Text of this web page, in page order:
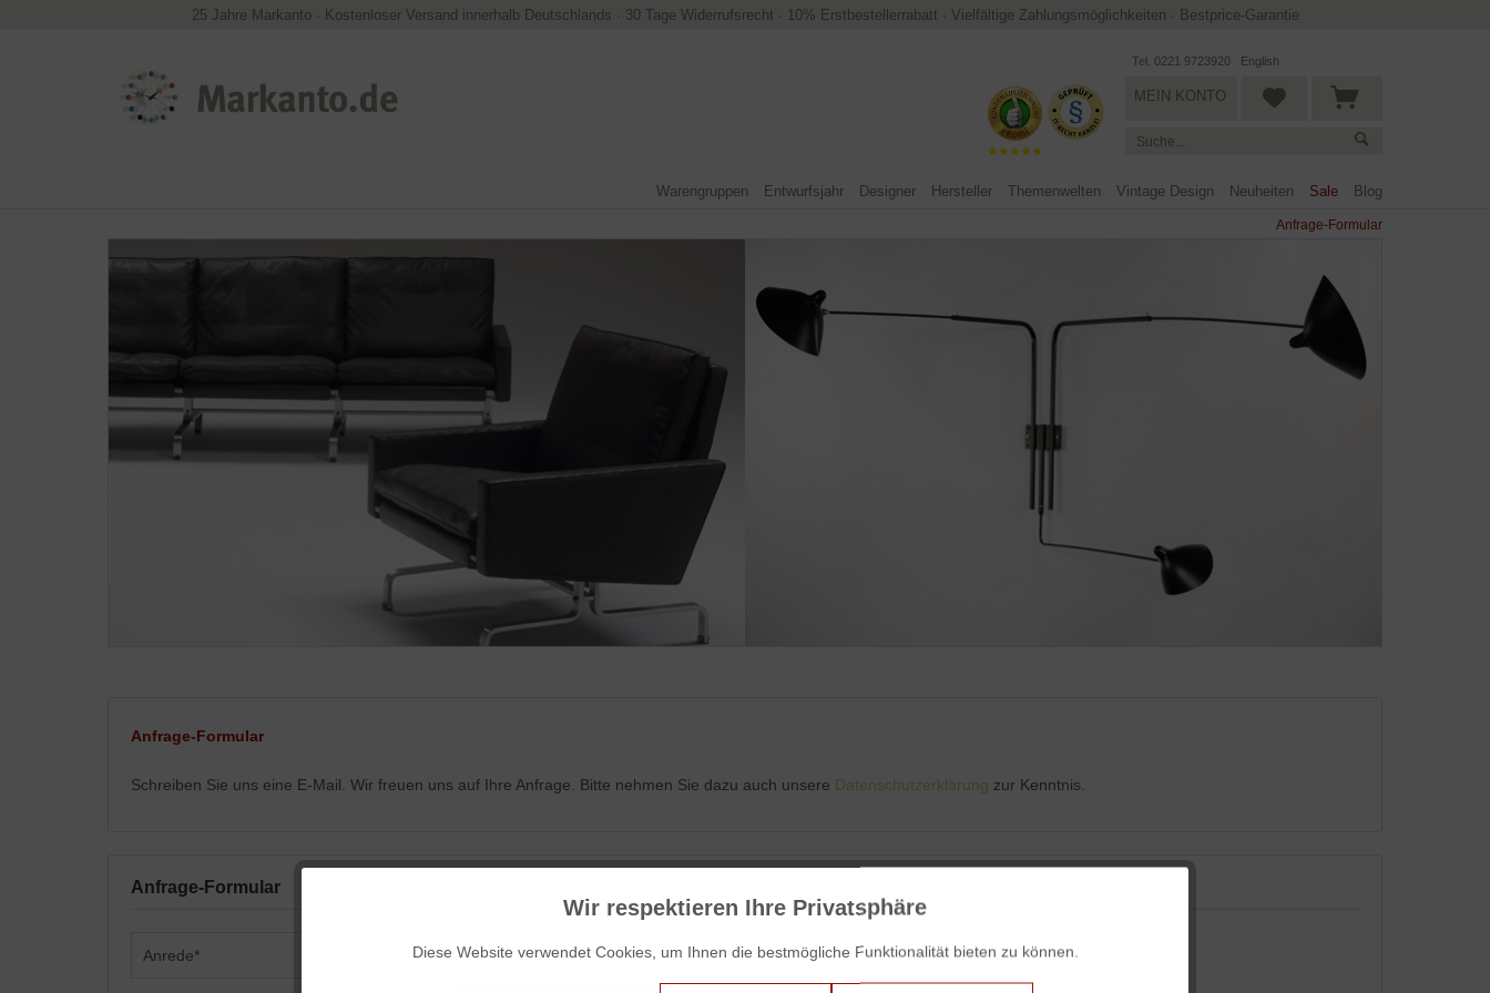
25 Jahre Markanto · Kostenloser Versand innerhalb Deutschlands · 30 Tage Widerrufsrecht · 10% Erstbestellerrabatt · Vielfältige Zahlungsmöglichkeiten · Bestprice-Garantie
Tel. 0221 9723920 English
MEIN KONTO
Warengruppen Entwurfsjahr Designer Hersteller Themenwelten Vintage Design Neuheiten Sale Blog
Anfrage-Formular
Anfrage-Formular
Schreiben Sie uns eine E-Mail. Wir freuen uns auf Ihre Anfrage. Bitte nehmen Sie dazu auch unsere Datenschutzerklärung zur Kenntnis.
Anfrage-Formular
Wir respektieren Ihre Privatsphäre
Diese Website verwendet Cookies, um Ihnen die bestmögliche Funktionalität bieten zu können.